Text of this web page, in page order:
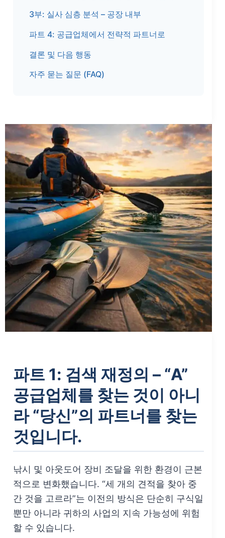
3부: 실사 심층 분석 – 공장 내부
파트 4: 공급업체에서 전략적 파트너로
결론 및 다음 행동
자주 묻는 질문 (FAQ)
파트 1: 검색 재정의 – “A”
공급업체를 찾는 것이 아니
라 “당신”의 파트너를 찾는
것입니다.
낚시 및 아웃도어 장비 조달을 위한 환경이 근본
적으로 변화했습니다. “세 개의 견적을 찾아 중
간 것을 고르라”는 이전의 방식은 단순히 구식일
뿐만 아니라 귀하의 사업의 지속 가능성에 위험
할 수 있습니다.